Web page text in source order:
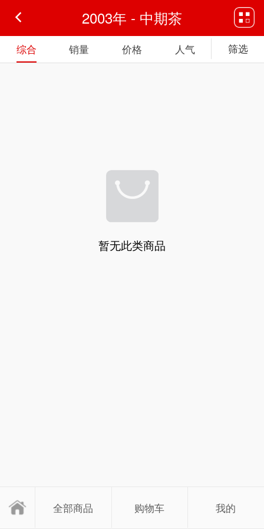
2003年 - 中期茶
综合 销量 价格 人气 筛选
暂无此类商品
全部商品 购物车 我的